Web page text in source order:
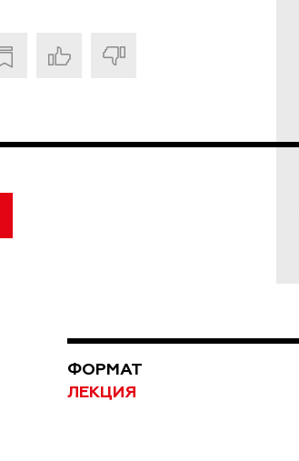
ФОРМАТ
ЛЕКЦИЯ